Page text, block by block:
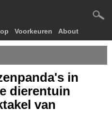
Voorkeuren About
in
dierentuin
van